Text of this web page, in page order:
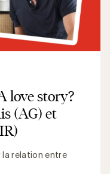
love story?
(AG) et
la relation entre